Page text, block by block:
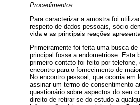
Procedimentos
Para caracterizar a amostra foi
respeito de dados pessoais, sócio­-
vida e as principais reações
Primeiramente foi feita uma busca
principal fosse a endometriose. Esta
primeiro contato foi feito por
encontro para o fornecimento de
No encontro pessoal, que ocorria
assinar um termo de consenti­mento
questionário sobre aspectos do seu
direito de retirar-se do es­tudo a